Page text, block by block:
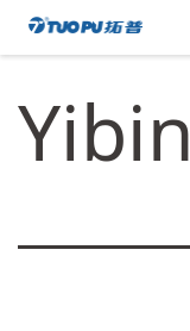
Saltar
拓
·
科
技
Yibin